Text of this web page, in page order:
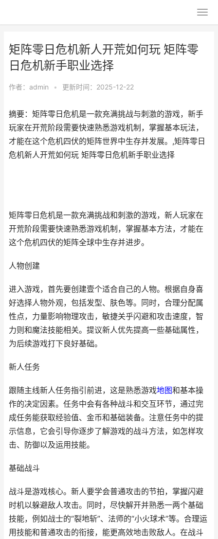
矩阵零日危机新人开荒如何玩 矩阵零
日危机新手职业选择
作者： admin • 更新时间：2025-12-22
摘要：矩阵零日危机是一款充满挑战与刺激的游戏，新手
玩家在开荒阶段需要快速熟悉游戏机制，掌握基本玩法，
才能在这个危机四伏的矩阵世界中生存并发展。,矩阵零日
危机新人开荒如何玩 矩阵零日危机新手职业选择
矩阵零日危机是一款充满挑战和刺激的游戏，新人玩家在
开荒阶段需要快速熟悉游戏机制，掌握基本方法，才能在
这个危机四伏的矩阵全球中生存并进步。
人物创建
进入游戏，首先要创建壹个适合自己的人物。根据自身喜
好选择人物外观，包括发型、肤色等。同时，合理分配属
性点，力量影响物理攻击，敏捷关乎闪避和攻击速度，智
力则和魔法技能相关。提议新人优先提高一些基础属性，
为后续游戏打下良好基础。
新人任务
跟随主线新人任务指引前进，这是熟悉游戏地图和基本操
作的决定因素。任务中会有各种战斗和交互环节，通过完
成任务能获取经验值、金币和基础装备。注意任务中的提
示信息，它会引导你逐步了解游戏的战斗方法，如怎样攻
击、防御以及运用技能。
基础战斗
战斗是游戏核心。新人要学会普通攻击的节拍，掌握闪避
时机以躲避敌人攻击。同时，尽快解开并熟悉一两个基础
技能，例如战士的“裂地斩”、法师的“小火球术”等。合理运
用技能和普通攻击的衔接，能更高效地击败敌人。在战斗